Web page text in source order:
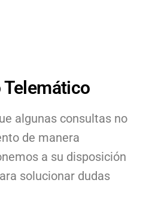
algunas consultas no
de manera
a su disposición
solucionar dudas